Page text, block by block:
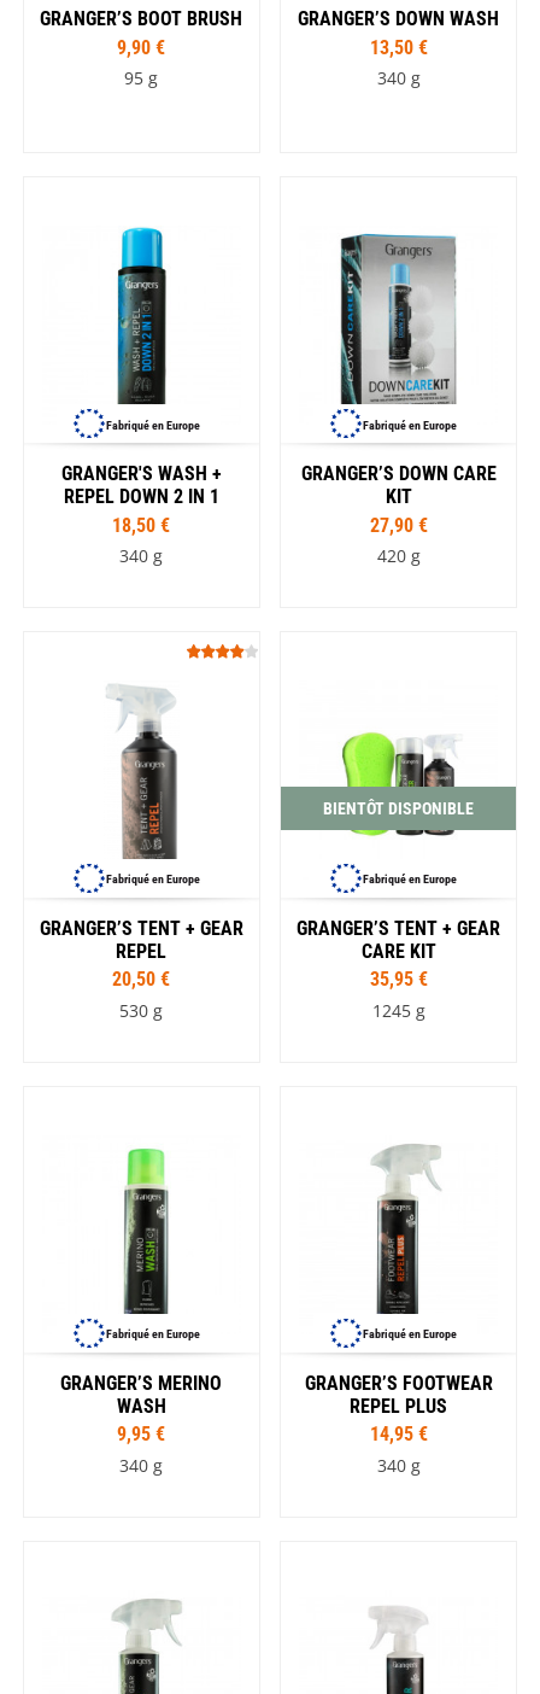
GRANGER’S BOOT BRUSH
9,90 €
95 g
GRANGER’S DOWN WASH
13,50 €
340 g
Fabriqué en Europe
GRANGER'S WASH +
REPEL DOWN 2 IN 1
18,50 €
340 g
Fabriqué en Europe
GRANGER’S DOWN CARE
KIT
27,90 €
420 g
Fabriqué en Europe
GRANGER’S TENT + GEAR
REPEL
20,50 €
530 g
BIENTÔT DISPONIBLE
Fabriqué en Europe
GRANGER’S TENT + GEAR
CARE KIT
35,95 €
1245 g
Fabriqué en Europe
GRANGER’S MERINO
WASH
9,95 €
340 g
Fabriqué en Europe
GRANGER’S FOOTWEAR
REPEL PLUS
14,95 €
340 g